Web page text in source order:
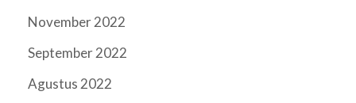
November 2022
September 2022
Agustus 2022